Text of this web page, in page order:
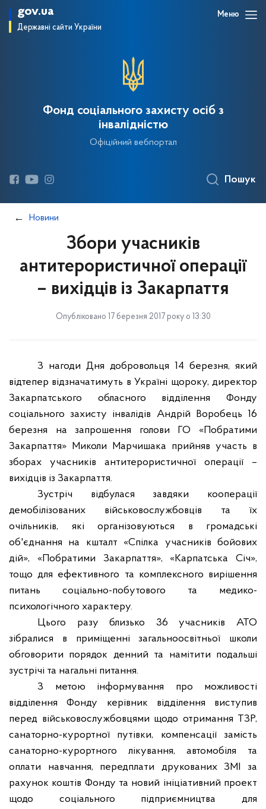
gov.ua
Державні сайти України
Меню
Фонд соціального захисту осіб з
інвалідністю
Офіційний вебпортал
Пошук
Новини
Збори учасників
антитерористичної операції
– вихідців із Закарпаття
Опубліковано 17 березня 2017 року о 13:30
З нагоди Дня добровольця 14 березня, який
відтепер відзначатимуть в Україні щороку, директор
Закарпатського обласного відділення Фонду
соціального захисту інвалідів Андрій Воробець 16
березня на запрошення голови ГО «Побратими
Закарпаття» Миколи Марчишака прийняв участь в
зборах учасників антитерористичної операції –
вихідців із Закарпаття.
Зустріч відбулася завдяки кооперації
демобілізованих військовослужбовців та їх
очільників, які організовуються в громадські
об'єднання на кшталт «Спілка учасників бойових
дій», «Побратими Закарпаття», «Карпатська Січ»,
тощо для ефективного та комплексного вирішення
питань соціально-побутового та медико-
психологічного характеру.
Цього разу близько 36 учасників АТО
зібралися в приміщенні загальноосвітньої школи
обговорити порядок денний та намітити подальші
зустрічі та нагальні питання.
З метою інформування про можливості
відділення Фонду керівник відділення виступив
перед військовослужбовцями щодо отримання ТЗР,
санаторно-курортної путівки, компенсації замість
санаторно-курортного лікування, автомобіля та
оплати навчання, передплати друкованих ЗМІ за
рахунок коштів Фонду та новий ініціативний проект
щодо соціального підприємництва для